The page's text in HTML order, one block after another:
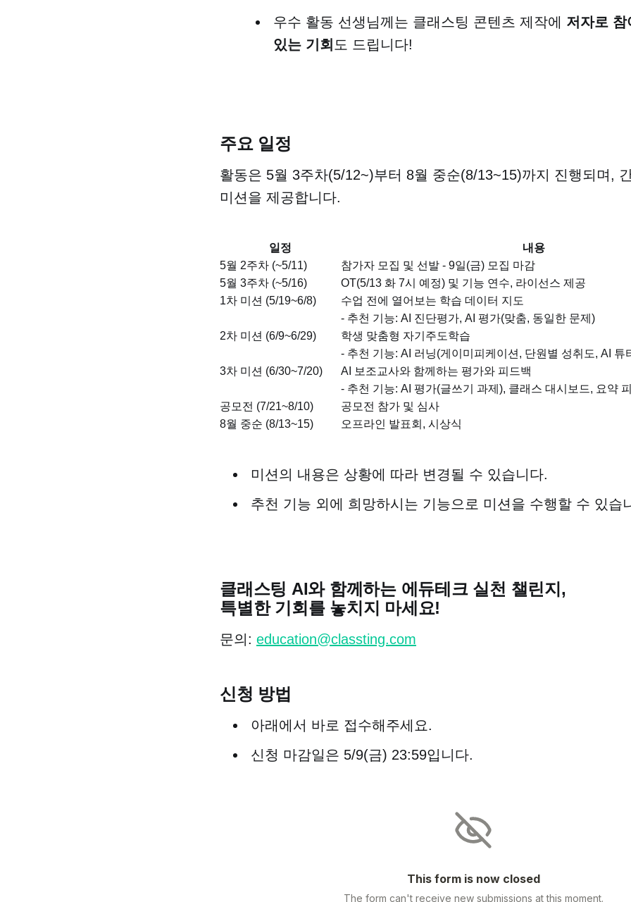
우수 활동 선생님께는 클래스팅 콘텐츠 제작에 저자로 참
있는 기회 도 드립니다!
주요 일정
활동은 5월 3주차(5/12~)부터 8월 중순(8/13~15)까지 진행되며,
미션을 제공합니다.
일정
내용
5월 2주차 (~5/11)
참가자 모집 및 선발 - 9일(금) 모집 마감
5월 3주차 (~5/16)
OT(5/13 화 7시 예정) 및 기능 연수, 라이선스 제공
1차 미션 (5/19~6/8)
수업 전에 열어보는 학습 데이터 지도
- 추천 기능: AI 진단평가, AI 평가(맞춤, 동일한 문제)
2차 미션 (6/9~6/29)
학생 맞춤형 자기주도학습
- 추천 기능: AI 러닝(게이미피케이션, 단원별 성취도, AI 튜
3차 미션 (6/30~7/20)
AI 보조교사와 함께하는 평가와 피드백
- 추천 기능: AI 평가(글쓰기 과제), 클래스 대시보드, 요약
공모전 (7/21~8/10)
공모전 참가 및 심사
8월 중순 (8/13~15)
오프라인 발표회, 시상식
미션의 내용은 상황에 따라 변경될 수 있습니다.
추천 기능 외에 희망하시는 기능으로 미션을 수행할 수 있습
클래스팅 AI와 함께하는 에듀테크 실천 챌린지,
특별한 기회를 놓치지 마세요!
문의: education@classting.com
신청 방법
아래에서 바로 접수해주세요.
신청 마감일은 5/9(금) 23:59입니다.